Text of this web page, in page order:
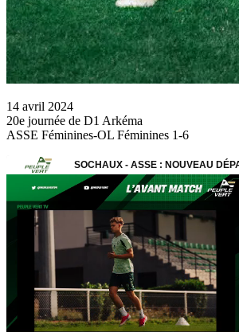
14 avril 2024
20e journée de D1 Arkéma
ASSE Féminines-OL Féminines 1-6